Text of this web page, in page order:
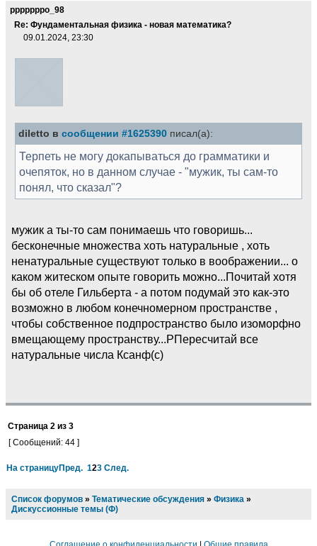
pppppppo_98
Re: Фундаментальная физика - новая математика?
09.01.2024, 23:30
diletto в сообщении #1625390 писал(а):
Терпеть не могу докапываться до грамматики и
очепяток, но в данном случае - "мужик, ты сам-то
понял, что сказал"?
мужик а ты-то сам понимаешь что говоришь...
бесконечные множества хоть натуральные , хоть
ненатуральные существуют только в воображении... о
каком житеском опыте говорить можно...Почитай хотя
бы об отеле Гильберта - а потом подумай это как-это
возможно в любом конечномерном пространстве ,
чтобы собственное подпространство было изоморфно
вмещающему пространству...РПересчитай все
натуральные числа Ксанф(с)
Страница 2 из 3
[ Сообщений: 44 ]
На страницуПред. 123 След.
Список форумов » Тематические обсуждения » Физика »
Дискуссионные темы (Ф)